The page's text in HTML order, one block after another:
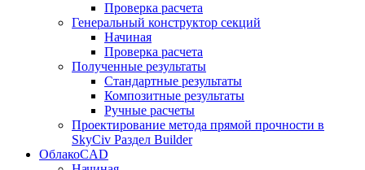
Проверка расчета
Генеральный конструктор секций
Начиная
Проверка расчета
Полученные результаты
Стандартные результаты
Композитные результаты
Ручные расчеты
Проектирование метода прямой прочности в
SkyCiv Раздел Builder
ОблакоCAD